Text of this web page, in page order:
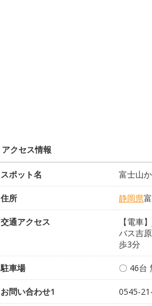
アクセス情報
スポット名 富士山
住所 静岡県
交通アクセス
【電車
バス吉
歩3分
駐車場 〇 46台
お問い合わせ1 0545-